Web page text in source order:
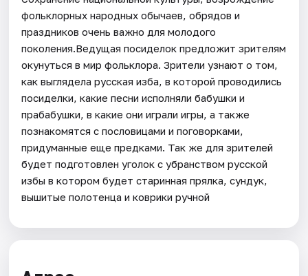
фольклорных народных обычаев, обрядов и
праздников очень важно для молодого
поколения.Ведущая посиделок предложит зрителям
окунуться в мир фольклора. Зрители узнают о том,
как выглядела русская изба, в которой проводились
посиделки, какие песни исполняли бабушки и
прабабушки, в какие они играли игры, а также
познакомятся с пословицами и поговорками,
придуманные еще предками. Так же для зрителей
будет подготовлен уголок с убранством русской
избы в котором будет старинная прялка, сундук,
вышитые полотенца и коврики ручной